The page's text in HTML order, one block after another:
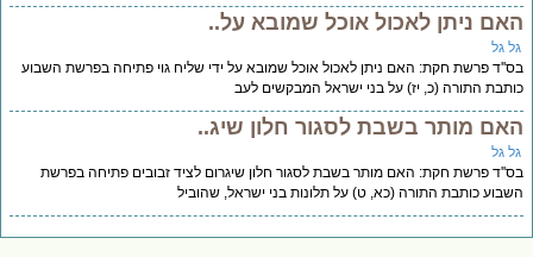
ניתן לאכול אוכל שמובא על..
גל
פרשת חקת: האם ניתן לאכול אוכל שמובא על ידי שליח גוי פתיחה בפרשת השבוע
התורה (כ, יז) על בני ישראל המבקשים לעב
מותר בשבת לסגור חלון שיג..
גל
פרשת חקת: האם מותר בשבת לסגור חלון שיגרום לציד זבובים פתיחה בפרשת
כותבת התורה (כא, ט) על תלונות בני ישראל, שהוביל